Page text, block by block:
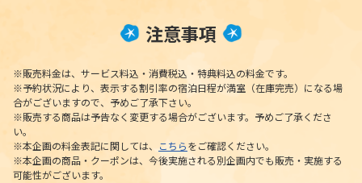
注意事項
※販売料金は、サービス料込・消費税込・特典料込の料金です。
※予約状況により、表示する割引率の宿泊日程が満室（在庫完売）になる場
合がございますので、予めご了承下さい。
※販売する商品は予告なく変更する場合がございます。予めご了承くださ
い。
※本企画の料金表記に関しては、
こちらをご確認ください。
※本企画の商品・クーポンは、今後実施される別企画内でも販売・実施する
可能性がございます。